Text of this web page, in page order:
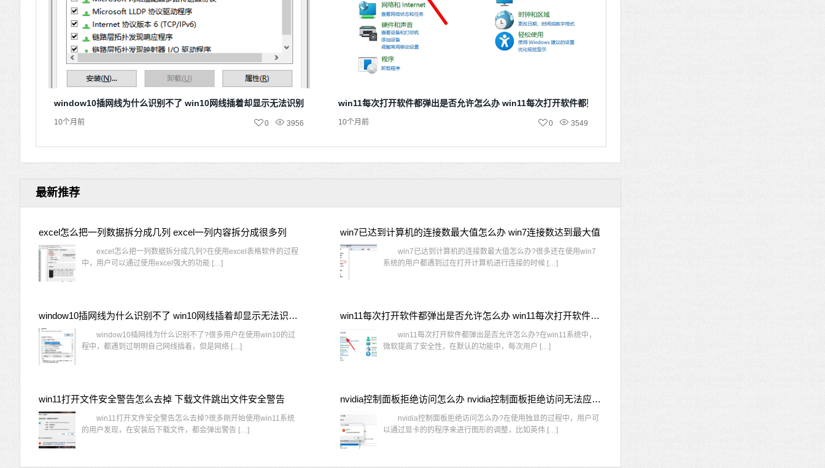
window10插网线为什么识别不了 win10网线插着却显示无法识别网络
10个月前 3956
0
win11每次打开软件都弹出是否允许怎么办 win11每次打开软件都要确认
10个月前 3549
0
最新推荐
excel怎么把一列数据拆分成几列 excel一列内容拆分成很多列
excel怎么把一列数据拆分成几列?在使用excel表格软件的过程
中，用户可以通过使用excel强大的功能 […]
win7已达到计算机的连接数最大值怎么办 win7连接数达到最大值
win7已达到计算机的连接数最大值怎么办?很多还在使用win7
系统的用户都遇到过在打开计算机进行连接的时候 […]
window10插网线为什么识别不了 win10网线插着却显示无法识别网络
window10插网线为什么识别不了?很多用户在使用win10的过
程中，都遇到过明明自己网线插着，但是网络 […]
win11每次打开软件都弹出是否允许怎么办 win11每次打开软件都要确认
win11每次打开软件都弹出是否允许怎么办?在win11系统中，
微软提高了安全性，在默认的功能中，每次用户 […]
win11打开文件安全警告怎么去掉 下载文件跳出文件安全警告
win11打开文件安全警告怎么去掉?很多刚开始使用win11系统
的用户发现，在安装后下载文件，都会弹出警告 […]
nvidia控制面板拒绝访问怎么办 nvidia控制面板拒绝访问无法应用选定的设置win10
nvidia控制面板拒绝访问怎么办?在使用独显的过程中，用户可
以通过显卡的的程序来进行图形的调整，比如英伟 […]